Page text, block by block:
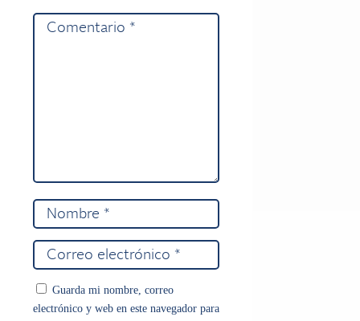
Guarda mi nombre, correo
electrónico y web en este navegador para